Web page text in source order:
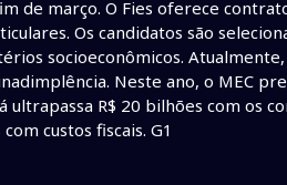
de março. O Fies oferece
Os candidatos são
socioeconômicos.
Neste ano, o MEC
R$ 20 bilhões com os
custos fiscais. G1